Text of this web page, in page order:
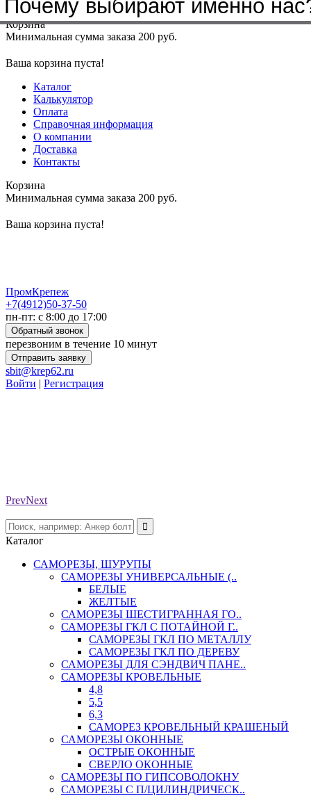
Меню+7(4912)50-37-50sbit@krep62.ru
Корзина
Минимальная сумма заказа 200 руб.
Ваша корзина пуста!
Каталог
Калькулятор
Оплата
Справочная информация
О компании
Доставка
Контакты
Корзина
Минимальная сумма заказа 200 руб.
Ваша корзина пуста!
ПромКрепеж
+7(4912)50-37-50
пн-пт: с 8:00 до 17:00
Обратный звонок
перезвоним в течение 10 минут
Отправить заявку
sbit@krep62.ru
Войти | Регистрация
PrevNext
Каталог
САМОРЕЗЫ, ШУРУПЫ
САМОРЕЗЫ УНИВЕРСАЛЬНЫЕ (..
БЕЛЫЕ
ЖЕЛТЫЕ
САМОРЕЗЫ ШЕСТИГРАННАЯ ГО..
САМОРЕЗЫ ГКЛ С ПОТАЙНОЙ Г..
САМОРЕЗЫ ГКЛ ПО МЕТАЛЛУ
САМОРЕЗЫ ГКЛ ПО ДЕРЕВУ
САМОРЕЗЫ ДЛЯ СЭНДВИЧ ПАНЕ..
САМОРЕЗЫ КРОВЕЛЬНЫЕ
4,8
5,5
6,3
САМОРЕЗ КРОВЕЛЬНЫЙ КРАШЕНЫЙ
САМОРЕЗЫ ОКОННЫЕ
ОСТРЫЕ ОКОННЫЕ
СВЕРЛО ОКОННЫЕ
САМОРЕЗЫ ПО ГИПСОВОЛОКНУ
САМОРЕЗЫ С П/ЦИЛИНДРИЧЕСК..
Почему выбирают именно